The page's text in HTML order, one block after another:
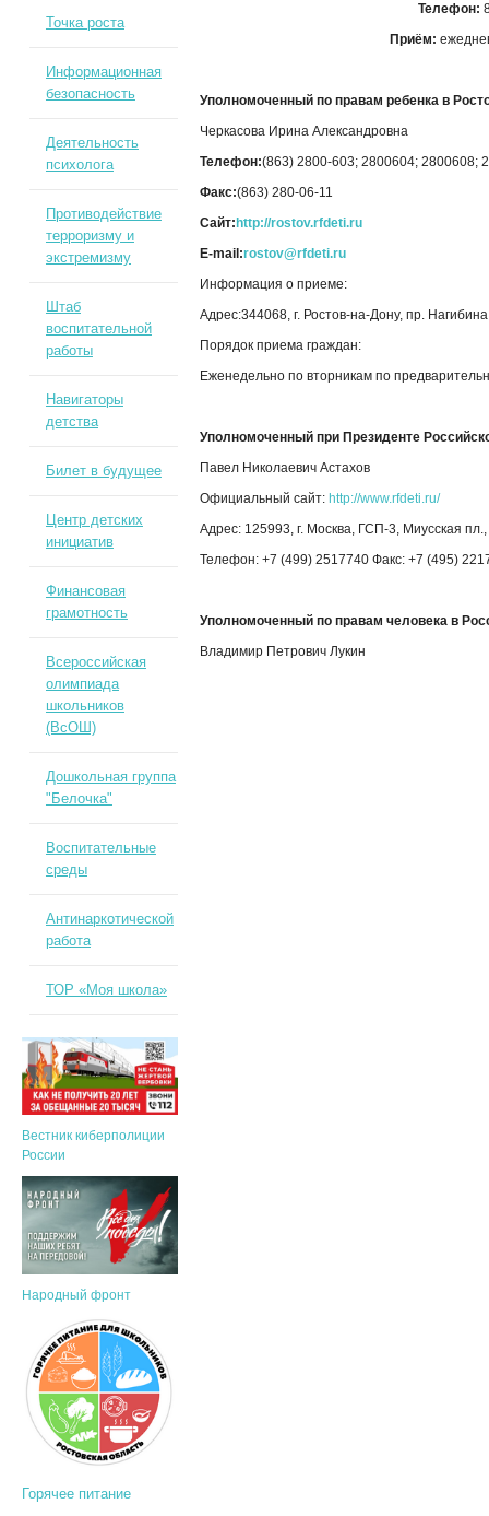
Телефон:
Приём:
Уполномоченный по правам ребенка в
Черкасова Ирина Александровна
Телефон:(863) 2800-603; 2800604; 2800608;
Факс:(863) 280-06-11
Сайт: http://rostov.rfdeti.ru
E-mail:rostov@rfdeti.ru
Информация о приеме:
Адрес:344068, г. Ростов-на-Дону, пр.
Порядок приема граждан:
Еженедельно по вторникам по
Уполномоченный при Президенте
Павел Николаевич Астахов
Официальный сайт: http://www.rfdeti.ru/
Адрес: 125993, г. Москва, ГСП-3, Миусская пл.,
Телефон: +7 (499) 2517740 Факс: +7 (495)
Уполномоченный по правам человека в
Владимир Петрович Лукин
Точка роста
Информационная
безопасность
Деятельность
психолога
Противодействие
терроризму и
экстремизму
Штаб
воспитательной
работы
Навигаторы
детства
Билет в будущее
Центр детских
инициатив
Финансовая
грамотность
Всероссийская
олимпиада
школьников
(ВсОШ)
Дошкольная группа
"Белочка"
Воспитательные
среды
Антинаркотической
работа
ТОР «Моя школа»
Вестник киберполиции
России
Народный фронт
Горячее питание